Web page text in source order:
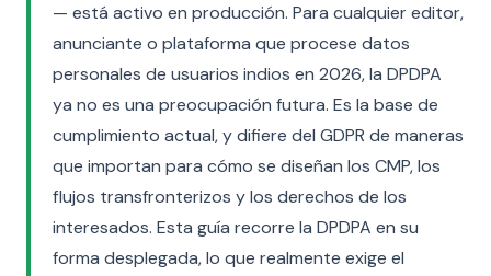
— está activo en producción. Para cualquier editor,
anunciante o plataforma que procese datos
personales de usuarios indios en 2026, la DPDPA
ya no es una preocupación futura. Es la base de
cumplimiento actual, y difiere del GDPR de maneras
que importan para cómo se diseñan los CMP, los
flujos transfronterizos y los derechos de los
interesados. Esta guía recorre la DPDPA en su
forma desplegada, lo que realmente exige el